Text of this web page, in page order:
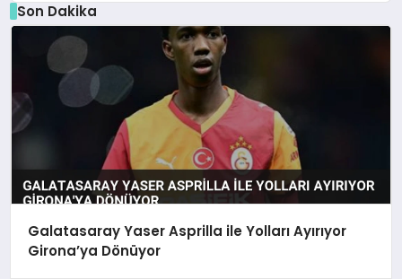
Son Dakika
Galatasaray Yaser Asprilla ile Yolları Ayırıyor
Girona’ya Dönüyor